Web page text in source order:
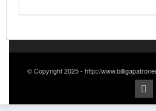
© Copyright 2025 - http://